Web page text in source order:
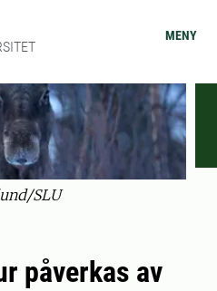
MENY
SLU
påverkas av